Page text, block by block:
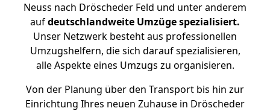
Neuss nach Dröscheder Feld und unter anderem
aufdeutschlandweite Umzüge spezialisiert.
Unser Netzwerk besteht aus professionellen
Umzugshelfern, die sich darauf spezialisieren,
alle Aspekte eines Umzugs zu organisieren.
Von der Planung über den Transport bis hin zur
Einrichtung Ihres neuen Zuhause in Dröscheder